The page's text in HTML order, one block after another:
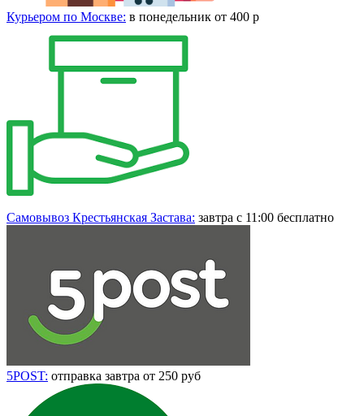
Курьером по Москве: в понедельник от 400 р
Самовывоз Крестьянская Застава: завтра с 11:00 бесплатно
5POST: отправка завтра от 250 руб